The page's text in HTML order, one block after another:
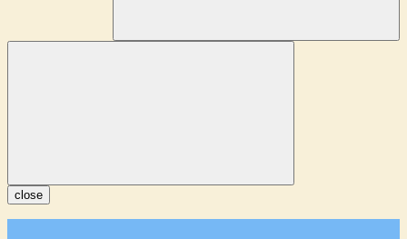
close